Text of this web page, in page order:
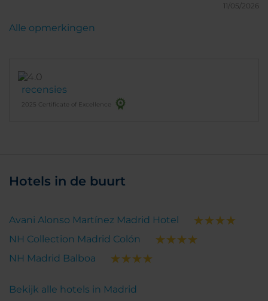
11/05/2026
recensies
2025 Certificate of Excellence
Alle opmerkingen
Hotels in de buurt
Avani Alonso Martínez Madrid Hotel
NH Collection Madrid Colón
NH Madrid Balboa
Bekijk alle hotels in Madrid